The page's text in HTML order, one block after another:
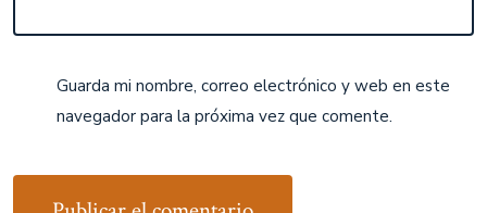
Guarda mi nombre, correo electrónico y web en este
navegador para la próxima vez que comente.